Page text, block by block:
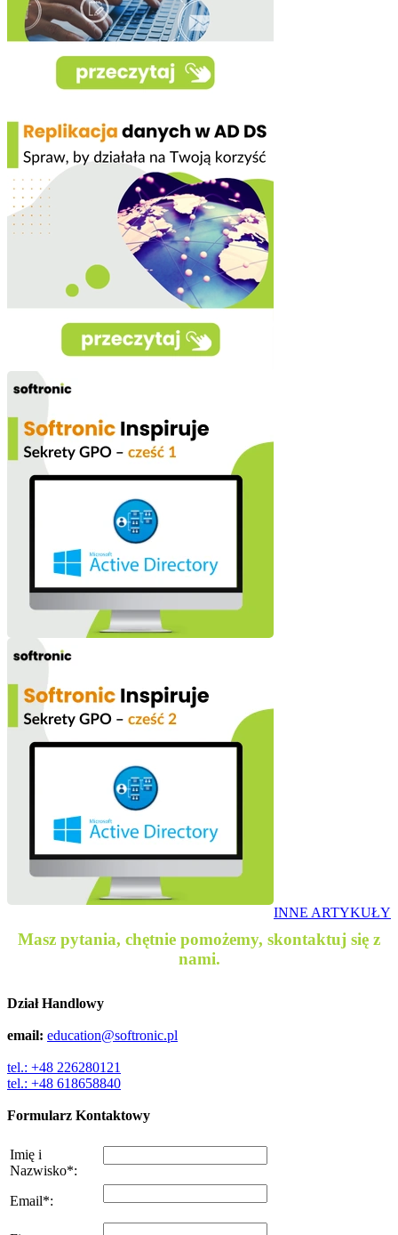
INNE ARTYKUŁY
Masz pytania, chętnie pomożemy, skontaktuj się z
nami.
Dział Handlowy
email: education@softronic.pl
tel.: +48 226280121
tel.: +48 618658840
Formularz Kontaktowy
Imię i
Nazwisko*:
Email*: